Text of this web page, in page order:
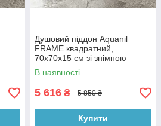
Душовий піддон Aquanil
FRAME квадратний,
70х70х15 см зі знімною
панеллю
В наявності
5 616 ₴ 5 850 ₴
Купити